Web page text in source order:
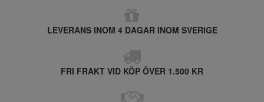
LEVERANS INOM 4 DAGAR INOM SVERIGE
FRI FRAKT VID KÖP ÖVER 1.500 KR